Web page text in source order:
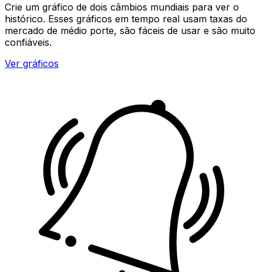
Crie um gráfico de dois câmbios mundiais para ver o
histórico. Esses gráficos em tempo real usam taxas do
mercado de médio porte, são fáceis de usar e são muito
confiáveis.
Ver gráficos